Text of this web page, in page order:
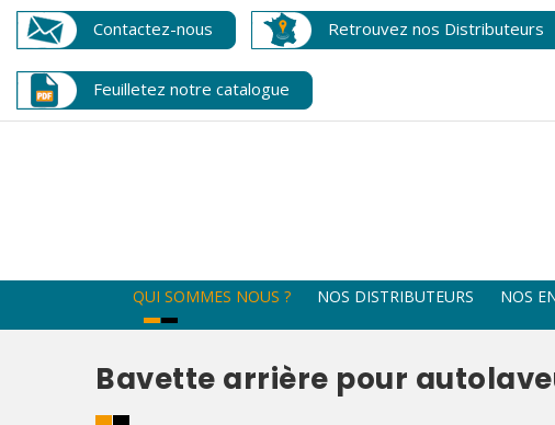
Contactez-nous Retrouvez nos Distributeurs
Feuilletez notre catalogue
QUI SOMMES NOUS ? NOS DISTRIBUTEURS NOS
Bavette arrière pour